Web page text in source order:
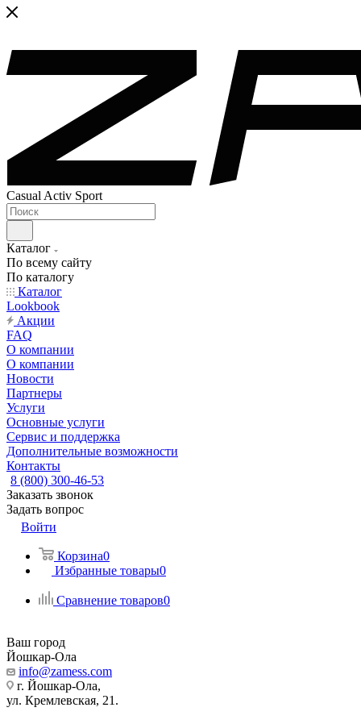
Casual Activ Sport
Каталог
По всему сайту
По каталогу
Каталог
Lookbook
Акции
FAQ
О компании
О компании
Новости
Партнеры
Услуги
Основные услуги
Сервис и поддержка
Дополнительные возможности
Контакты
8 (800) 300-46-53
Заказать звонок
Задать вопрос
Войти
Корзина0
Избранные товары0
Сравнение товаров0
Ваш город
Йошкар-Ола
info@zamess.com
г. Йошкар-Ола,
ул. Кремлевская, 21.